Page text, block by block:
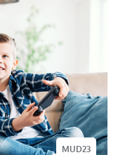
MUD23